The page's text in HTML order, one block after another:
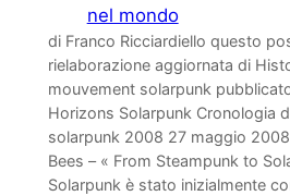
nel mondo
di Franco Ricciardiello questo
rielaborazione aggiornata di
mouvement solarpunk
Horizons Solarpunk Cronologia
solarpunk 2008 27 maggio
Bees – « From Steampunk to
Solarpunk è stato inizialmente